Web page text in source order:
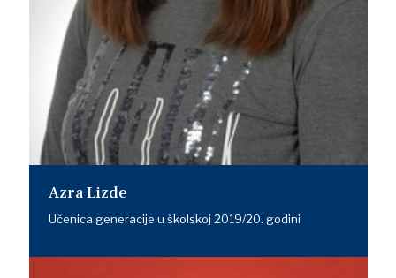
Azra Lizde
Učenica generacije u školskoj 2019/20. godini